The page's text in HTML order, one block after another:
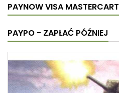
PAYNOW VISA MASTERCART
PAYPO - ZAPŁAĆ PÓŹNIEJ